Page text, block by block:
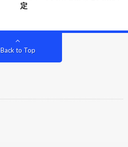
定
Back to Top